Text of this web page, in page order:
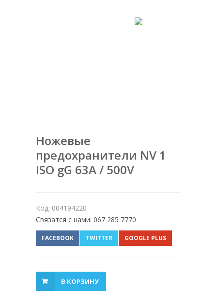
Ножевые
предохранители NV 1
ISO gG 63A / 500V
Код: 004194220
Связатся с нами: 067 285 7770
FACEBOOK TWITTER GOOGLE PLUS
В КОРЗИНУ